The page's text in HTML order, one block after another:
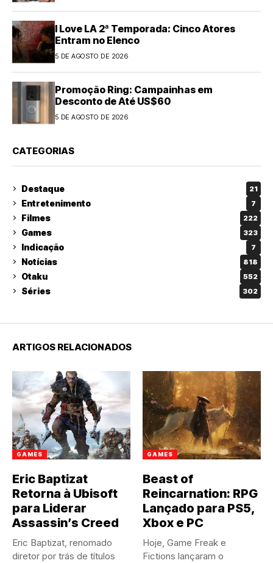
I Love LA 2ª Temporada: Cinco Atores
Entram no Elenco
5 DE AGOSTO DE 2026
Promoção Ring: Campainhas em
Desconto de Até US$60
5 DE AGOSTO DE 2026
CATEGORIAS
Destaque 21
Entretenimento 7
Filmes 222
Games 323
Indicação 7
Notícias 818
Otaku 552
Séries 302
ARTIGOS RELACIONADOS
GAMES
Eric Baptizat
Retorna à Ubisoft
para Liderar
Assassin’s Creed
Eric Baptizat, renomado
diretor por trás de títulos
GAMES
Beast of
Reincarnation: RPG
Lançado para PS5,
Xbox e PC
Hoje, Game Freak e
Fictions lançaram o